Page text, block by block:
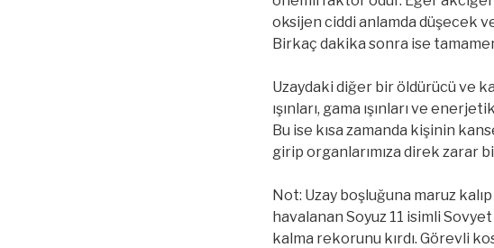
oksijen ciddi anlamda düşecek
Birkaç dakika sonra ise
Uzaydaki diğer bir öldürücü ve
ışınları, gama ışınları ve
Bu ise kısa zamanda kişinin
girip organlarımıza direk zarar
Not: Uzay boşluğuna maruz
havalanan Soyuz 11 isimli
kalma rekorunu kırdı. Görevli